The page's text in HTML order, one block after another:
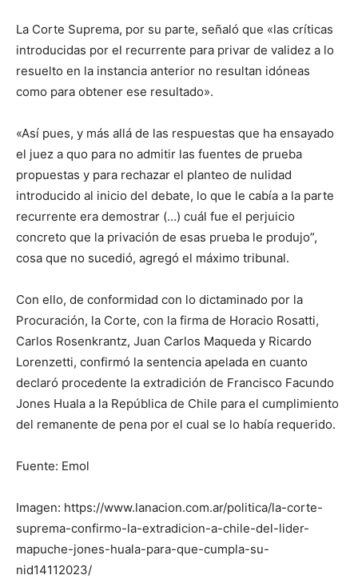
La Corte Suprema, por su parte, señaló que «las críticas
introducidas por el recurrente para privar de validez a lo
resuelto en la instancia anterior no resultan idóneas
como para obtener ese resultado».
«Así pues, y más allá de las respuestas que ha ensayado
el juez a quo para no admitir las fuentes de prueba
propuestas y para rechazar el planteo de nulidad
introducido al inicio del debate, lo que le cabía a la parte
recurrente era demostrar (…) cuál fue el perjuicio
concreto que la privación de esas prueba le produjo”,
cosa que no sucedió, agregó el máximo tribunal.
Con ello, de conformidad con lo dictaminado por la
Procuración, la Corte, con la firma de Horacio Rosatti,
Carlos Rosenkrantz, Juan Carlos Maqueda y Ricardo
Lorenzetti, confirmó la sentencia apelada en cuanto
declaró procedente la extradición de Francisco Facundo
Jones Huala a la República de Chile para el cumplimiento
del remanente de pena por el cual se lo había requerido.
Fuente: Emol
Imagen: https://www.lanacion.com.ar/politica/la-corte-
suprema-confirmo-la-extradicion-a-chile-del-lider-
mapuche-jones-huala-para-que-cumpla-su-
nid14112023/